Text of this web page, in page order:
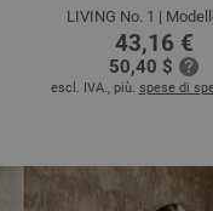
LIVING No. 1 |
43,16 €
50,40 $
escl. IVA., più. spese di